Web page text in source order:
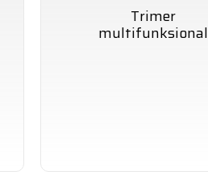
Trimer
multifunksional